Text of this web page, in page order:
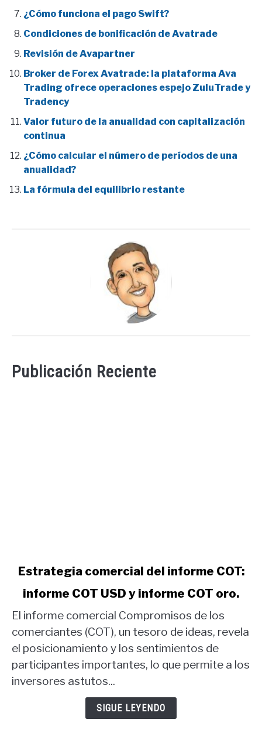
¿Cómo funciona el pago Swift?
Condiciones de bonificación de Avatrade
Revisión de Avapartner
Broker de Forex Avatrade: la plataforma Ava
Trading ofrece operaciones espejo ZuluTrade y
Tradency
Valor futuro de la anualidad con capitalización
continua
¿Cómo calcular el número de períodos de una
anualidad?
La fórmula del equilibrio restante
Publicación Reciente
link
Estrategia
comercial
del
informe
COT:
informe
COT
Estrategia comercial del informe COT:
informe COT USD y informe COT oro.
El informe comercial Compromisos de los
comerciantes (COT), un tesoro de ideas, revela
el posicionamiento y los sentimientos de
participantes importantes, lo que permite a los
inversores astutos...
SIGUE LEYENDO